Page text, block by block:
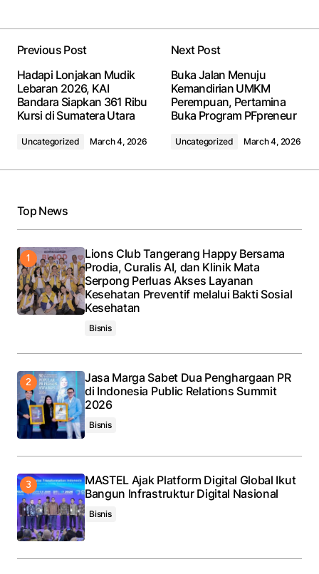
Previous Post
Hadapi Lonjakan Mudik
Lebaran 2026, KAI
Bandara Siapkan 361 Ribu
Kursi di Sumatera Utara
Uncategorized March 4, 2026
Next Post
Buka Jalan Menuju
Kemandirian UMKM
Perempuan, Pertamina
Buka Program PFpreneur
Uncategorized March 4, 2026
Top News
Lions Club Tangerang Happy Bersama
Prodia, Curalis AI, dan Klinik Mata
Serpong Perluas Akses Layanan
Kesehatan Preventif melalui Bakti Sosial
Kesehatan
Bisnis
Jasa Marga Sabet Dua Penghargaan PR
di Indonesia Public Relations Summit
2026
Bisnis
MASTEL Ajak Platform Digital Global Ikut
Bangun Infrastruktur Digital Nasional
Bisnis